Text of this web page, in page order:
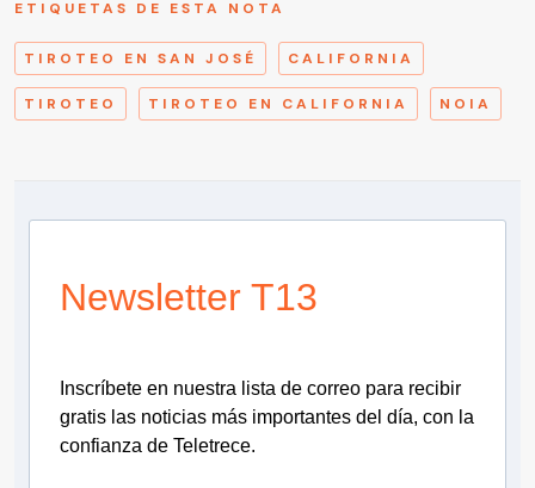
ETIQUETAS DE ESTA NOTA
TIROTEO EN SAN JOSÉ CALIFORNIA
TIROTEO TIROTEO EN CALIFORNIA NOIA
Newsletter T13
Inscríbete en nuestra lista de correo para recibir
gratis las noticias más importantes del día, con la
confianza de Teletrece.